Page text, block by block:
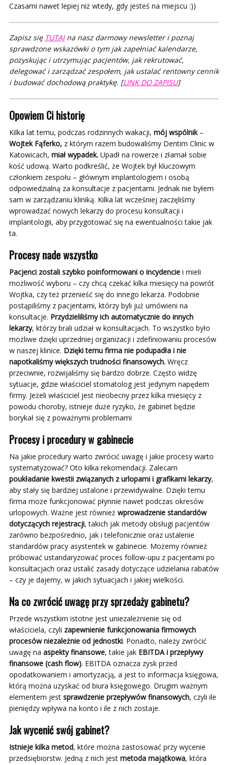
Czasami nawet lepiej niż wtedy, gdy jesteś na miejscu :))
Zapisz się TUTAJna nasz darmowy newsletter i poznaj
sprawdzone wskazówki o tym jak zapełniać kalendarze,
pozyskując i utrzymując pacjentów, jak rekrutować,
delegować i zarządzać zespołem, jak ustalać rentowny cennik
i budować dochodową praktykę. [LINK DO ZAPISU]
Opowiem Ci historię
Kilka lat temu, podczas rodzinnych wakacji, mój wspólnik–
Wojtek Fąferko, z którym razem budowaliśmy Dentim Clinic w
Katowicach, miał wypadek. Upadł na rowerze i złamał sobie
kość udową. Warto podkreślić, że Wojtek był kluczowym
członkiem zespołu – głównym implantologiem i osobą
odpowiedzialną za konsultacje z pacjentami. Jednak nie byłem
sam w zarządzaniu kliniką. Kilka lat wcześniej zaczęliśmy
wprowadzać nowych lekarzy do procesu konsultacji i
implantologii, aby przygotować się na ewentualności takie jak
ta.
Procesy nade wszystko
Pacjenci zostali szybko poinformowani o incydencie i mieli
możliwość wyboru – czy chcą czekać kilka miesięcy na powrót
Wojtka, czy też przenieść się do innego lekarza. Podobnie
postąpiliśmy z pacjentami, którzy byli już umówieni na
konsultacje. Przydzieliliśmy ich automatycznie do innych
lekarzy, którzy brali udział w konsultacjach. To wszystko było
możliwe dzięki uprzedniej organizacji i zdefiniowaniu procesów
w naszej klinice. Dzięki temu firma nie podupadła i nie
napotkaliśmy większych trudności finansowych. Wręcz
przeciwnie, rozwijaliśmy się bardzo dobrze. Często widzę
sytuacje, gdzie właściciel stomatolog jest jedynym napędem
firmy. Jeżeli właściciel jest nieobecny przez kilka miesięcy z
powodu choroby, istnieje duże ryzyko, że gabinet będzie
borykał się z poważnymi problemami
Procesy i procedury w gabinecie
Na jakie procedury warto zwrócić uwagę i jakie procesy warto
systematyzować? Oto kilka rekomendacji. Zalecam
poukładanie kwestii związanych z urlopami i grafikami lekarzy,
aby stały się bardziej ustalone i przewidywalne. Dzięki temu
firma może funkcjonować płynnie nawet podczas okresów
urlopowych. Ważne jest również wprowadzenie standardów
dotyczących rejestracji, takich jak metody obsługi pacjentów
zarówno bezpośrednio, jak i telefonicznie oraz ustalenie
standardów pracy asystentek w gabinecie. Możemy również
próbować ustandaryzować proces follow-upu z pacjentami po
konsultacjach oraz ustalić zasady dotyczące udzielania rabatów
– czy je dajemy, w jakich sytuacjach i jakiej wielkości.
Na co zwrócić uwagę przy sprzedaży gabinetu?
Przede wszystkim istotne jest uniezależnienie się od
właściciela, czyli zapewnienie funkcjonowania firmowych
procesów niezależnie od jednostki. Ponadto, należy zwrócić
uwagę na aspekty finansowe, takie jak EBITDA i przepływy
finansowe (cash flow). EBITDA oznacza zysk przed
opodatkowaniem i amortyzacją, a jest to informacja księgowa,
którą można uzyskać od biura księgowego. Drugim ważnym
elementem jest sprawdzenie przepływów finansowych, czyli ile
pieniędzy wpływa na konto i ile z nich zostaje.
Jak wycenić swój gabinet?
Istnieje kilka metod, które można zastosować przy wycenie
przedsiębiorstw. Jedną z nich jest metoda majątkowa, która